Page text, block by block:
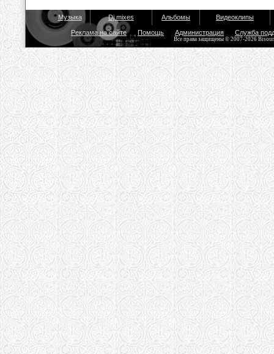
Музыка Dj mixes Альбомы Видеоклипы
Реклама на сайте Помощь Администрация Служба
Все права защищены © 2007-2026